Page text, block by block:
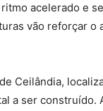
acelerado e
vão reforçar
Ceilândia,
a ser